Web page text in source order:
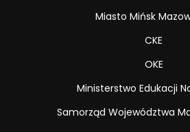
Miasto Mińsk
CKE
OKE
Ministerstwo Edukacji
Samorząd Województwa